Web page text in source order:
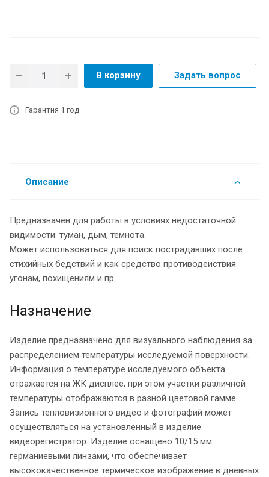
В корзину Задать вопрос
Гарантия 1 год
Описание
Предназначен для работы в условиях недостаточной
видимости: туман, дым, темнота.
Может использоваться для поиск пострадавших после
стихийных бедствий и как средство противодеиствия
угонам, похищениям и пр.
Назначение
Изделие предназначено для визуального наблюдения за
распределением температуры исследуемой поверхности.
Информация о температуре исследуемого объекта
отражается на ЖК дисплее, при этом участки различной
температуры отображаются в разной цветовой гамме.
Запись тепловизионного видео и фотографий может
осуществляться на установленный в изделие
видеорегистратор. Изделие оснащено 10/15 мм
германиевыми линзами, что обеспечивает
высококачественное термическое изображение в дневных